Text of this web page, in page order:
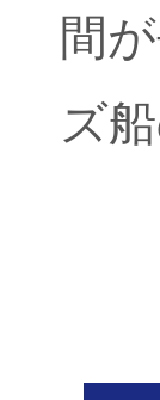
間
ズ